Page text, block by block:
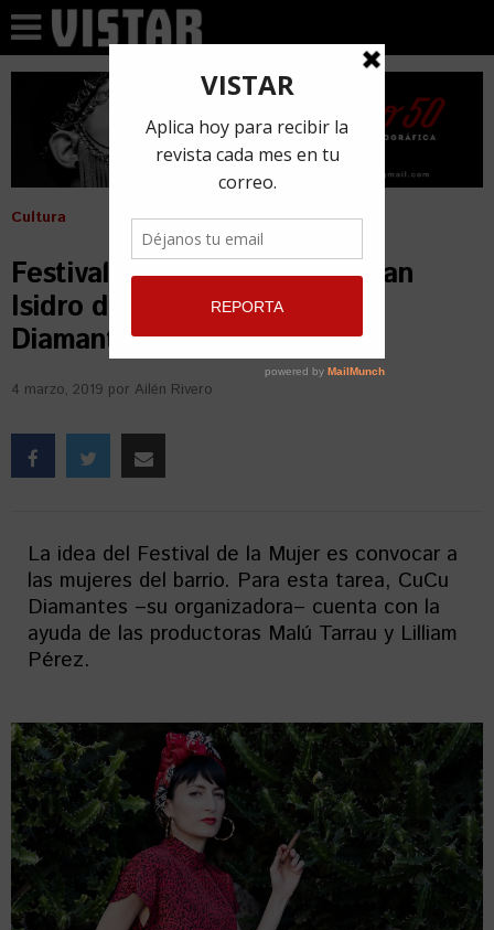
Cultura
Festival de la Mujer llega a San
Isidro de la mano de CuCu
Diamantes (+Programa)
4 marzo, 2019 por Ailén Rivero
La idea del Festival de la Mujer es convocar a
las mujeres del barrio. Para esta tarea, CuCu
Diamantes –su organizadora– cuenta con la
ayuda de las productoras Malú Tarrau y Lilliam
Pérez.